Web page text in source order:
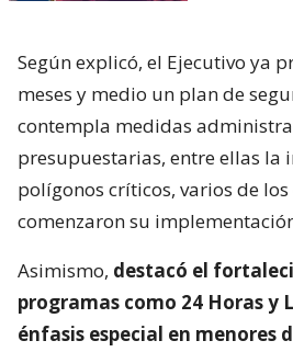
Según explicó, el Ejecutivo ya
meses y medio un plan de
contempla medidas
presupuestarias, entre ellas la
polígonos críticos, varios de los
comenzaron su
Asimismo, destacó el
programas como 24 Horas y
énfasis especial en menores